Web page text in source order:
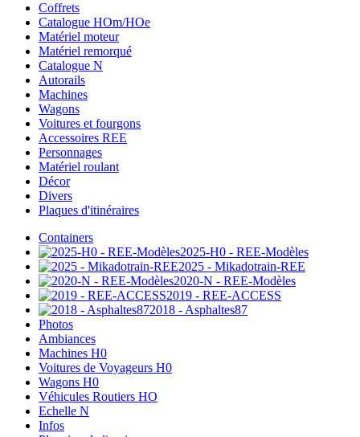
Coffrets
Catalogue HOm/HOe
Matériel moteur
Matériel remorqué
Catalogue N
Autorails
Machines
Wagons
Voitures et fourgons
Accessoires REE
Personnages
Matériel roulant
Décor
Divers
Plaques d'itinéraires
Containers
2025-H0 - REE-Modèles
2025 - Mikadotrain-REE
2020-N - REE-Modèles
2019 - REE-ACCESS
2018 - Asphaltes87
Photos
Ambiances
Machines H0
Voitures de Voyageurs H0
Wagons H0
Véhicules Routiers HO
Echelle N
Infos